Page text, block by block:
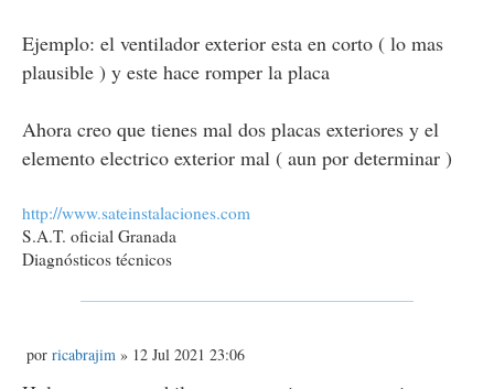
Ejemplo: el ventilador exterior esta en corto ( lo mas
plausible ) y este hace romper la placa
Ahora creo que tienes mal dos placas exteriores y el
elemento electrico exterior mal ( aun por determinar )
http://www.sateinstalaciones.com
S.A.T. oficial Granada
Diagnósticos técnicos
M
e
por ricabrajim » 12 Jul 2021 23:06